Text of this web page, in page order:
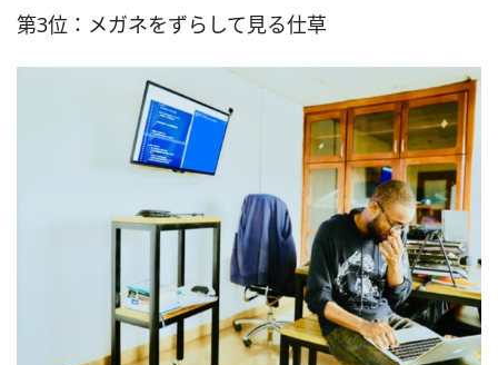
第3位：メガネをずらして見る仕草